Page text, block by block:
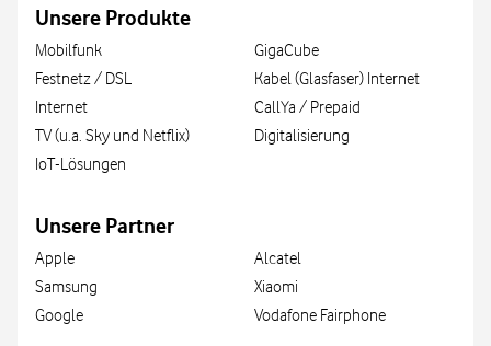
Unsere Produkte
Mobilfunk
Festnetz / DSL
Internet
TV (u.a. Sky und Netflix)
IoT-Lösungen
GigaCube
Kabel (Glasfaser) Internet
CallYa / Prepaid
Digitalisierung
Unsere Partner
Apple
Samsung
Google
Alcatel
Xiaomi
Vodafone Fairphone